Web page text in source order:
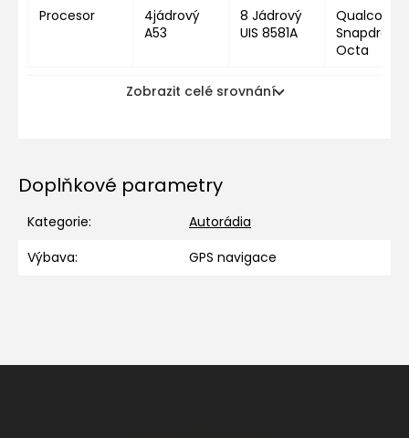
Procesor
4jádrový
A53
8 Jádrový
UIS 8581A
Octa
Zobrazit celé srovnání
Doplňkové parametry
Kategorie:
Autorádia
Výbava: GPS navigace